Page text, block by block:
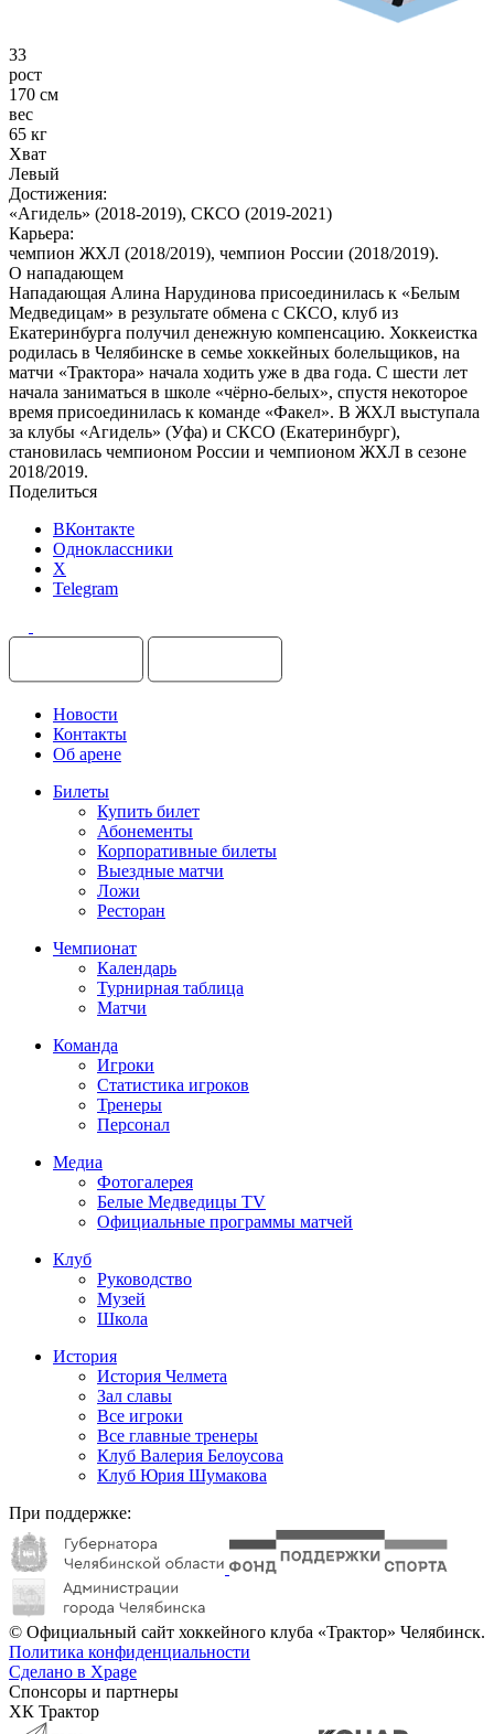
33
рост
170 см
вес
65 кг
Хват
Левый
Достижения:
«Агидель» (2018-2019), СКСО (2019-2021)
Карьера:
чемпион ЖХЛ (2018/2019), чемпион России (2018/2019).
О нападающем
Нападающая Алина Нарудинова присоединилась к «Белым
Медведицам» в результате обмена с СКСО, клуб из
Екатеринбурга получил денежную компенсацию. Хоккеистка
родилась в Челябинске в семье хоккейных болельщиков, на
матчи «Трактора» начала ходить уже в два года. С шести лет
начала заниматься в школе «чёрно-белых», спустя некоторое
время присоединилась к команде «Факел». В ЖХЛ выступала
за клубы «Агидель» (Уфа) и СКСО (Екатеринбург),
становилась чемпионом России и чемпионом ЖХЛ в сезоне
2018/2019.
Поделиться
ВКонтакте
Одноклассники
X
Telegram
Новости
Контакты
Об арене
Билеты
Купить билет
Абонементы
Корпоративные билеты
Выездные матчи
Ложи
Ресторан
Чемпионат
Календарь
Турнирная таблица
Матчи
Команда
Игроки
Статистика игроков
Тренеры
Персонал
Медиа
Фотогалерея
Белые Медведицы TV
Официальные программы матчей
Клуб
Руководство
Музей
Школа
История
История Челмета
Зал славы
Все игроки
Все главные тренеры
Клуб Валерия Белоусова
Клуб Юрия Шумакова
При поддержке:
© Официальный сайт хоккейного клуба «Трактор» Челябинск.
Политика конфиденциальности
Сделано в Xpage
Спонсоры и партнеры
ХК Трактор